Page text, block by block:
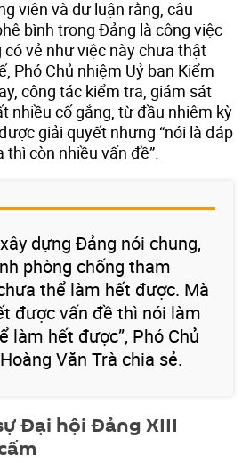
viên và dư luận rằng, câu
bình trong Đảng là công việc
vẻ như việc này chưa thật
Phó Chủ nhiệm Uỷ ban Kiểm
công tác kiểm tra, giám sát
nhiều cố gắng, từ đầu nhiệm kỳ
giải quyết nhưng “nói là đáp
còn nhiều vấn đề”.
dựng Đảng nói chung,
phòng chống tham
thể làm hết được. Mà
được vấn đề thì nói làm
làm hết được”, Phó Chủ
Văn Trà chia sẻ.
Đại hội Đảng XIII